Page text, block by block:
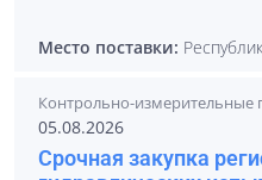
Место поставки:
Контрольно-измерительные
05.08.2026
Срочная закупка